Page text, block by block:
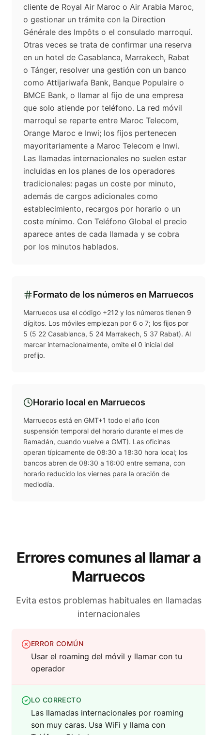
cliente de Royal Air Maroc o Air Arabia Maroc,
o gestionar un trámite con la Direction
Générale des Impôts o el consulado marroquí.
Otras veces se trata de confirmar una reserva
en un hotel de Casablanca, Marrakech, Rabat
o Tánger, resolver una gestión con un banco
como Attijariwafa Bank, Banque Populaire o
BMCE Bank, o llamar al fijo de una empresa
que solo atiende por teléfono. La red móvil
marroquí se reparte entre Maroc Telecom,
Orange Maroc e Inwi; los fijos pertenecen
mayoritariamente a Maroc Telecom e Inwi.
Las llamadas internacionales no suelen estar
incluidas en los planes de los operadores
tradicionales: pagas un coste por minuto,
además de cargos adicionales como
establecimiento, recargos por horario o un
coste mínimo. Con Teléfono Global el precio
aparece antes de cada llamada y se cobra
por los minutos hablados.
Formato de los números en Marruecos
Marruecos usa el código +212 y los números tienen 9
dígitos. Los móviles empiezan por 6 o 7; los fijos por
5 (5 22 Casablanca, 5 24 Marrakech, 5 37 Rabat). Al
marcar internacionalmente, omite el 0 inicial del
prefijo.
Horario local en Marruecos
Marruecos está en GMT+1 todo el año (con
suspensión temporal del horario durante el mes de
Ramadán, cuando vuelve a GMT). Las oficinas
operan típicamente de 08:30 a 18:30 hora local; los
bancos abren de 08:30 a 16:00 entre semana, con
horario reducido los viernes para la oración de
mediodía.
Errores comunes al llamar a
Marruecos
Evita estos problemas habituales en llamadas
internacionales
ERROR COMÚN
Usar el roaming del móvil y llamar con tu
operador
LO CORRECTO
Las llamadas internacionales por roaming
son muy caras. Usa WiFi y llama con